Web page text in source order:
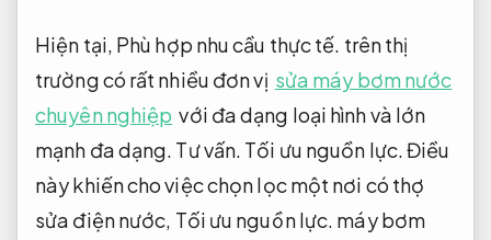
Hiện tại, Phù hợp nhu cầu thực tế. trên thị
trường có rất nhiều đơn vị sửa máy bơm nước
chuyên nghiệp với đa dạng loại hình và lớn
mạnh đa dạng. Tư vấn. Tối ưu nguồn lực.Điều
này khiến cho việc chọn lọc một nơi có thợ
sửa điện nước, Tối ưu nguồn lực. máy bơm